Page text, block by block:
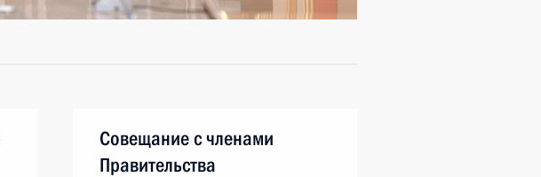
Совещание с членами
Правительства